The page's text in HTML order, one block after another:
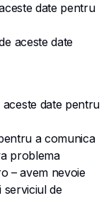
date pentru
aceste date
date pentru
a comunica
problema
– avem nevoie
serviciul de